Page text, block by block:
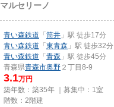
マルセリーノ
青い森鉄道 「 筒井 」駅 徒歩17分
青い森鉄道 「 東青森 」駅 徒歩32分
青い森鉄道 「 青森 」駅 徒歩45分
青森県青森市奥野 ２丁目8-9
3.1万円
築年数：築35年 ｜募集中： 1室
階数：2階建